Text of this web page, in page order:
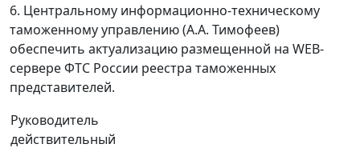
6. Центральному информационно-техническому
таможенному управлению (А.А. Тимофеев)
обеспечить актуализацию размещенной на WEB-
сервере ФТС России реестра таможенных
представителей.
Руководитель
действительный